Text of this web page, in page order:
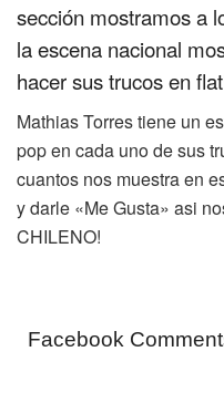
sección mostramos a
la escena nacional
hacer sus trucos en
Mathias Torres tiene un
pop en cada uno de sus
cuantos nos muestra en
y darle «Me Gusta» asi
CHILENO!
Facebook